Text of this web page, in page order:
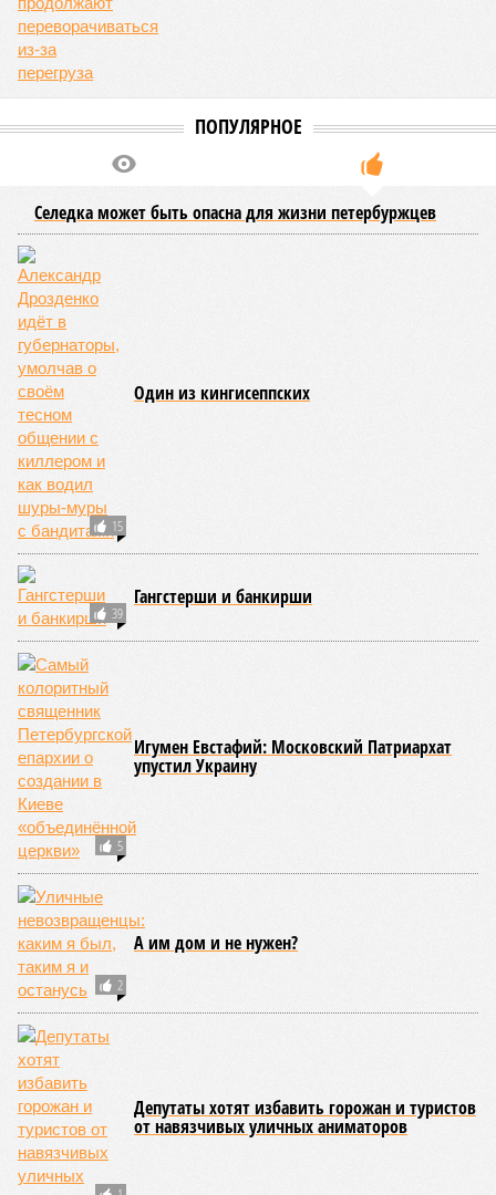
проведения модернизации тепловых сетей и обновлению
существующей инфраструктуры.
летние отключения горячей воды частично могут исчезнуть
через 5–7 лет. Для полного отказа потребуются
десятилетия и замена 70–80% изношенных труб.
Напомним, вице-губернатор Северной столицы
Кропачевв ходе прямой линии на прошлой неделе
заявил
поставлена задача максимально сократить
продолжительность летних отключений горячей воды. Уже
сейчас около пяти тысяч домой, по его словам, отключают
не на стандартные две недели, а всего на один-четыре дня.
Он пояснил, что такие сроки возможны только там, где
позволяет состояние сетей. В случае необходимости
масштабных ремонтов отключение может длиться дольше
двух недель. При этом общий износ трубопроводов
«Теплосетей» превышает 50%, признал вице-губернатор.
воды в Ладожском
озере почти на метр
объяснили
Версия //Власть
В Северной столице готовятся к созданию наземного
метро
В Северной столице готовятся к созданию наземного
метро
Не только подземка
В Северной столице готовятся к созданию наземного метро (фото:
Telegram-канал губернатора Петербурга Александра Беглова)
Развитие Санкт-Петербурга включает в себя несколько ключевых
направлений в сфере транспорта, среди которых особое место
занимает создание системы наземного метро.